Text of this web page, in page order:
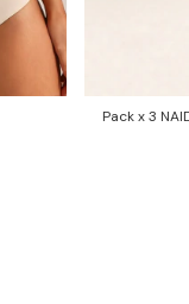
Pack x 3